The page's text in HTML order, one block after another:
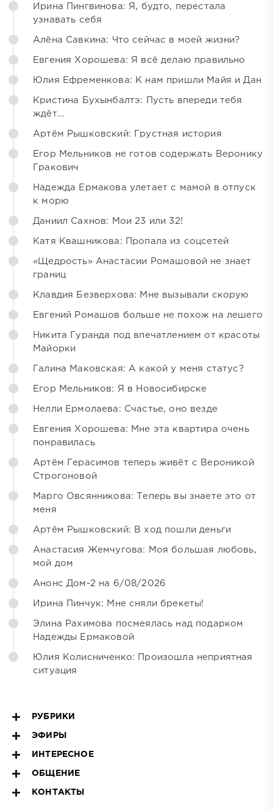
Ирина Пингвинова: Я, будто, перестала
узнавать себя
Алёна Савкина: Что сейчас в моей жизни?
Евгения Хорошева: Я всё делаю правильно
Юлия Ефременкова: К нам пришли Майя и Дан
Кристина Бухынбалтэ: Пусть впереди тебя
ждёт...
Артём Рышковский: Грустная история
Егор Мельников не готов содержать Веронику
Гракович
Надежда Ермакова улетает с мамой в отпуск
к морю
Даниил Сахнов: Мои 23 или 32!
Катя Квашникова: Пропала из соцсетей
«Щедрость» Анастасии Ромашовой не знает
границ
Клавдия Безверхова: Мне вызывали скорую
Евгений Ромашов больше не похож на лешего
Никита Гуранда под впечатлением от красоты
Майорки
Галина Маковская: А какой у меня статус?
Егор Мельников: Я в Новосибирске
Нелли Ермолаева: Счастье, оно везде
Евгения Хорошева: Мне эта квартира очень
понравилась
Артём Герасимов теперь живёт с Вероникой
Строгоновой
Марго Овсянникова: Теперь вы знаете это от
меня
Артём Рышковский: В ход пошли деньги
Анастасия Жемчугова: Моя большая любовь,
мой дом
Анонс Дом-2 на 6/08/2026
Ирина Пинчук: Мне сняли брекеты!
Элина Рахимова посмеялась над подарком
Надежды Ермаковой
Юлия Колисниченко: Произошла неприятная
ситуация
РУБРИКИ
ЭФИРЫ
ИНТЕРЕСНОЕ
ОБЩЕНИЕ
КОНТАКТЫ